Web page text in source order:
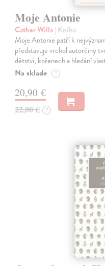
Moje Antonie
Cather Willa| Kniha
Moje Antonie patří k
představuje vrchol autorčiny
dětství, kořenech a hledání
Na sklade ?
20,90 €
22,00 € ?